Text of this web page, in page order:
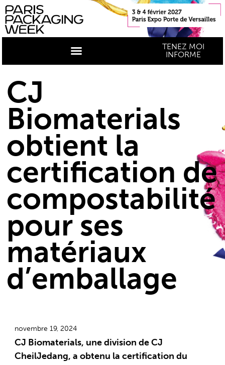
TENEZ MOI
INFORME
CJ
Biomaterials
obtient la
certification de
compostabilité
pour ses
matériaux
d’emballage
novembre 19, 2024
CJ Biomaterials, une division de CJ
CheilJedang, a obtenu la certification du